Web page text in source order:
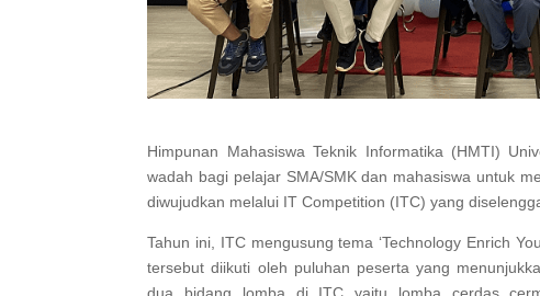
Himpunan Mahasiswa Teknik Informatika (HMTI)
wadah bagi pelajar SMA/SMK dan mahasiswa untuk
diwujudkan melalui IT Competition (ITC) yang
Tahun ini, ITC mengusung tema ‘Technology Enrich
tersebut diikuti oleh puluhan peserta yang